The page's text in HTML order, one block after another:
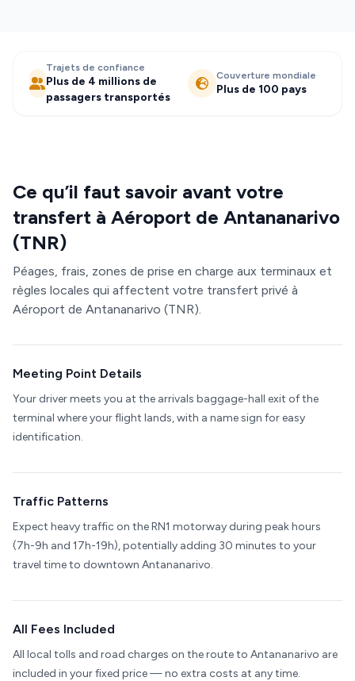
Trajets de confiance
Plus de 4 millions de
passagers transportés
Couverture mondiale
Plus de 100 pays
Ce qu’il faut savoir avant votre
transfert à Aéroport de Antananarivo
(TNR)
Péages, frais, zones de prise en charge aux terminaux et
règles locales qui affectent votre transfert privé à
Aéroport de Antananarivo (TNR).
Meeting Point Details
Your driver meets you at the arrivals baggage-hall exit of the
terminal where your flight lands, with a name sign for easy
identification.
Traffic Patterns
Expect heavy traffic on the RN1 motorway during peak hours
(7h-9h and 17h-19h), potentially adding 30 minutes to your
travel time to downtown Antananarivo.
All Fees Included
All local tolls and road charges on the route to Antananarivo are
included in your fixed price — no extra costs at any time.